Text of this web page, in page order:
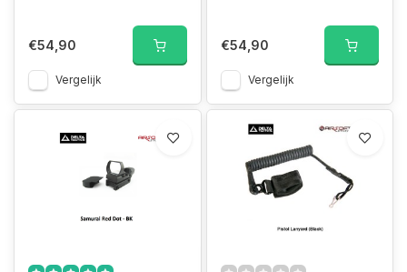
€54,90
Vergelijk
€54,90
Vergelijk